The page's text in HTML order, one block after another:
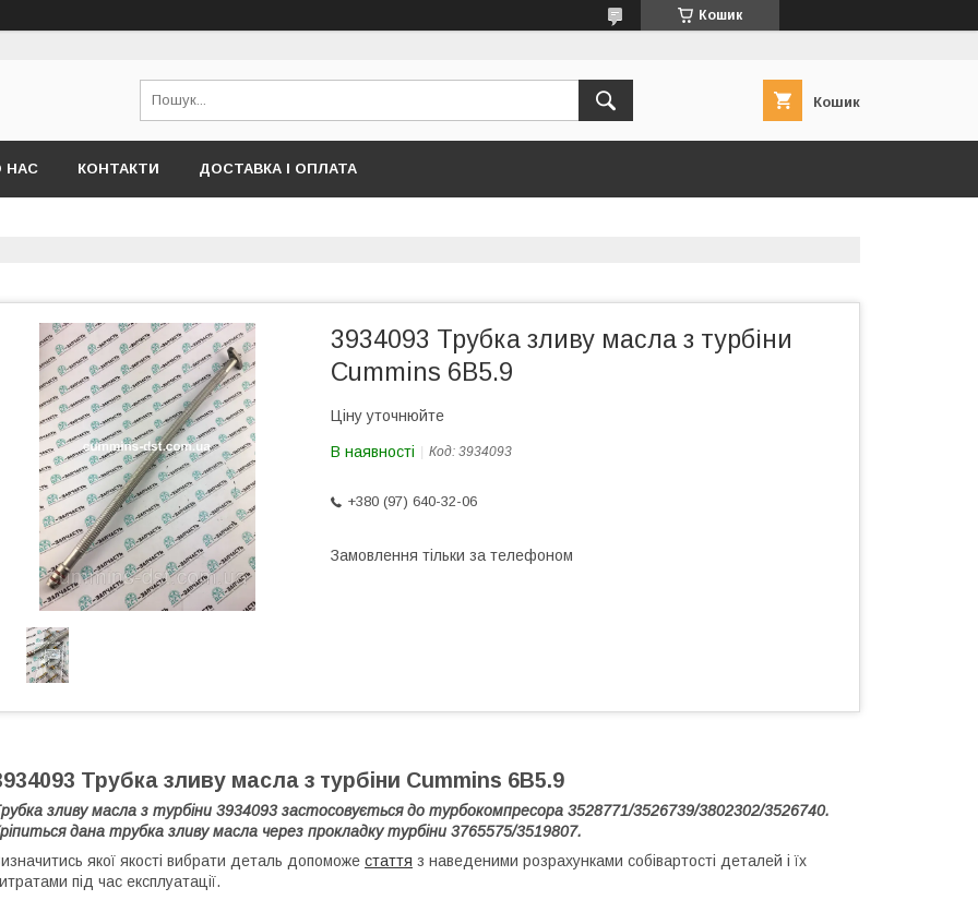
Кошик
Кошик
НАС КОНТАКТИ ДОСТАВКА І ОПЛАТА
3934093 Трубка зливу масла з турбіни
Cummins 6B5.9
Ціну уточнюйте
В наявності Код: 3934093
+380 (97) 640-32-06
Замовлення тільки за телефоном
Трубка зливу масла з турбіни Cummins 6B5.9
зливу масла з турбіни 3934093 застосовується до турбокомпресора 3528771/3526739/3802302/3526740.
дана трубка зливу масла через прокладку турбіни 3765575/3519807.
якої якості вибрати деталь допоможе стаття з наведеними розрахунками собівартості деталей і їх
під час експлуатації.